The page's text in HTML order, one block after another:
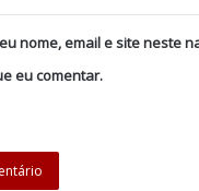
nome, email e site neste
eu comentar.